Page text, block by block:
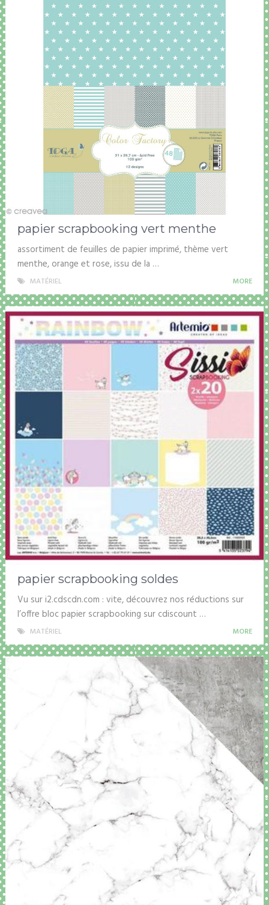
papier scrapbooking vert menthe
assortiment de feuilles de papier imprimé, thème vert
menthe, orange et rose, issu de la …
MATÉRIEL MORE
papier scrapbooking soldes
Vu sur i2.cdscdn.com : vite, découvrez nos réductions sur
l’offre bloc papier scrapbooking sur cdiscount …
MATÉRIEL MORE